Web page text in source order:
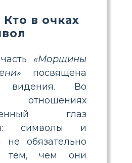
в очках
«Морщины
посвящена
видения. Во
отношениях
глаз
символы и
не обязательно
тем, чем они